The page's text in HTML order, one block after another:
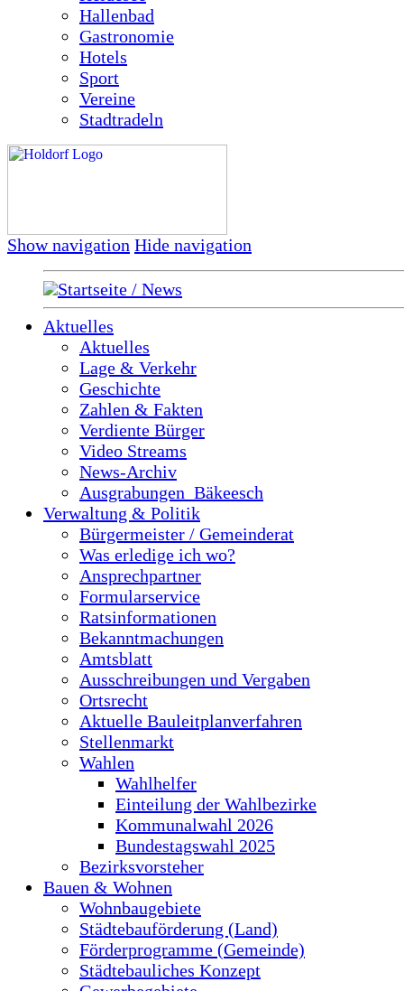
Hallenbad
Gastronomie
Hotels
Sport
Vereine
Stadtradeln
Show navigation Hide navigation
Startseite / News
Aktuelles
Aktuelles
Lage & Verkehr
Geschichte
Zahlen & Fakten
Verdiente Bürger
Video Streams
News-Archiv
Ausgrabungen_Bäkeesch
Verwaltung & Politik
Bürgermeister / Gemeinderat
Was erledige ich wo?
Ansprechpartner
Formularservice
Ratsinformationen
Bekanntmachungen
Amtsblatt
Ausschreibungen und Vergaben
Ortsrecht
Aktuelle Bauleitplanverfahren
Stellenmarkt
Wahlen
Wahlhelfer
Einteilung der Wahlbezirke
Kommunalwahl 2026
Bundestagswahl 2025
Bezirksvorsteher
Bauen & Wohnen
Wohnbaugebiete
Städtebauförderung (Land)
Förderprogramme (Gemeinde)
Städtebauliches Konzept